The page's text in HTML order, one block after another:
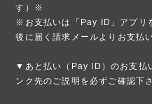
す）※
※お支払いは「Pay ID」アプリ
後に届く請求メールよりお支払
▼あと払い（Pay ID）のお支払
ンク先のご説明を必ずご確認下